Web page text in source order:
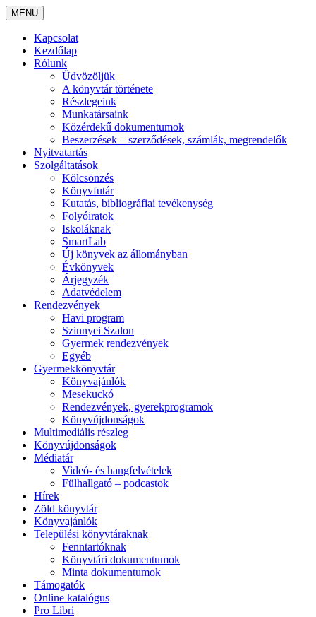
MENU
Kapcsolat
Kezdőlap
Rólunk
Üdvözöljük
A könyvtár története
Részlegeink
Munkatársaink
Közérdekű dokumentumok
Beszerzések – szerződések, számlák, megrendelők
Nyitvatartás
Szolgáltatások
Kölcsönzés
Könyvfutár
Kutatás, bibliográfiai tevékenység
Folyóiratok
Iskoláknak
SmartLab
Új könyvek az állományban
Évkönyvek
Árjegyzék
Adatvédelem
Rendezvények
Havi program
Szinnyei Szalon
Gyermek rendezvények
Egyéb
Gyermekkönyvtár
Könyvajánlók
Mesekuckó
Rendezvények, gyerekprogramok
Könyvújdonságok
Multimediális részleg
Könyvújdonságok
Médiatár
Videó- és hangfelvételek
Fülhallgató – podcastok
Hírek
Zöld könyvtár
Könyvajánlók
Települési könyvtáraknak
Fenntartóknak
Könyvtári dokumentumok
Minta dokumentumok
Támogatók
Online katalógus
Pro Libri